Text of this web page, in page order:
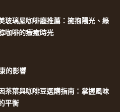
玻璃屋咖啡廳推薦：擁抱陽光、綠
咖啡的療癒時光
的影響
茶葉與咖啡豆選購指南：掌握風味
平衡